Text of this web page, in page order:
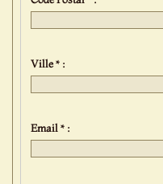
Ville * :
Email * :